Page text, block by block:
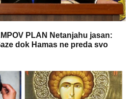
PLAN Netanjahu jasan:
dok Hamas ne preda svo